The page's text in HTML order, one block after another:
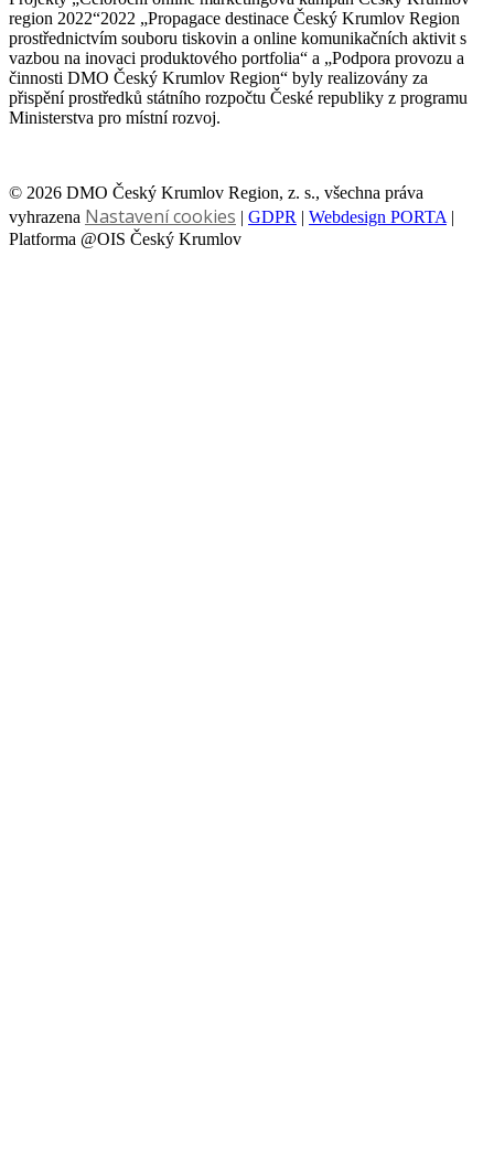
region 2022“2022 „Propagace destinace Český Krumlov Region
prostřednictvím souboru tiskovin a online komunikačních aktivit s
vazbou na inovaci produktového portfolia“ a „Podpora provozu a
činnosti DMO Český Krumlov Region“ byly realizovány za
přispění prostředků státního rozpočtu České republiky z programu
Ministerstva pro místní rozvoj.
© 2026 DMO Český Krumlov Region, z. s., všechna práva
vyhrazena Nastavení cookies | GDPR | Webdesign PORTA |
Platforma @OIS Český Krumlov